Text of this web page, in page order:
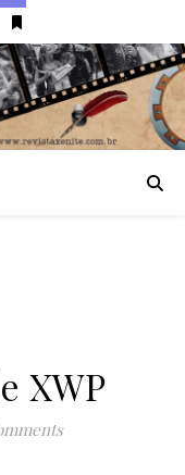
XWP